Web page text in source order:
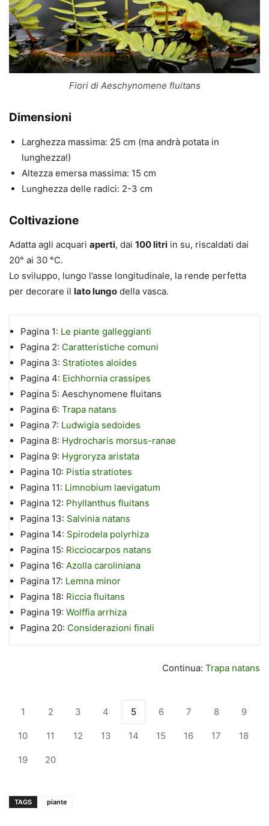
Fiori di Aeschynomene fluitans
Dimensioni
Larghezza massima: 25 cm (ma andrà potata in
lunghezza!)
Altezza emersa massima: 15 cm
Lunghezza delle radici: 2-3 cm
Coltivazione
Adatta agli acquari aperti, dai 100 litri in su, riscaldati dai
20° ai 30 °C.
Lo sviluppo, lungo l’asse longitudinale, la rende perfetta
per decorare il lato lungo della vasca.
Pagina 1: Le piante galleggianti
Pagina 2: Caratteristiche comuni
Pagina 3: Stratiotes aloides
Pagina 4: Eichhornia crassipes
Pagina 5: Aeschynomene fluitans
Pagina 6: Trapa natans
Pagina 7: Ludwigia sedoides
Pagina 8: Hydrocharis morsus-ranae
Pagina 9: Hygroryza aristata
Pagina 10: Pistia stratiotes
Pagina 11: Limnobium laevigatum
Pagina 12: Phyllanthus fluitans
Pagina 13: Salvinia natans
Pagina 14: Spirodela polyrhiza
Pagina 15: Ricciocarpos natans
Pagina 16: Azolla caroliniana
Pagina 17: Lemna minor
Pagina 18: Riccia fluitans
Pagina 19: Wolffia arrhiza
Pagina 20: Considerazioni finali
Continua: Trapa natans
1 2 3 4 5 6 7 8 9
10 11 12 13 14 15 16 17 18
19 20
TAGS piante